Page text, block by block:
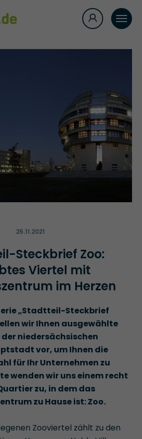
25.11.2021
Steckbrief Zoo:
Viertel mit
im Herzen
„Stadtteil-Steckbrief
wir Ihnen ausgewählte
niedersächsischen
vor, um Ihnen die
für Ihr Unternehmen zu
wenden wir uns einem recht
zu, in dem das
zu Hause ist: Zoo.
Zooviertel zählt zu den